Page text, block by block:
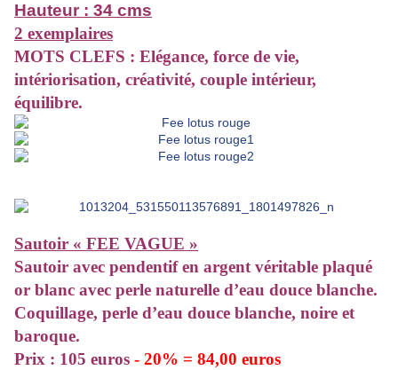
Hauteur : 34 cms
2 exemplaires
MOTS CLEFS : Elégance, force de vie,
intériorisation, créativité, couple intérieur,
équilibre.
Sautoir « FEE VAGUE »
Sautoir avec pendentif en argent véritable plaqué
or blanc avec perle naturelle d’eau douce blanche.
Coquillage, perle d’eau douce blanche, noire et
baroque.
Prix : 105 euros - 20% = 84,00 euros